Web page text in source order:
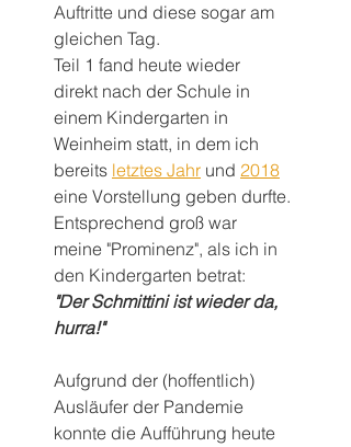
Auftritte und diese sogar am
gleichen Tag.
Teil 1 fand heute wieder
direkt nach der Schule in
einem Kindergarten in
Weinheim statt, in dem ich
bereits letztes Jahr und 2018
eine Vorstellung geben durfte.
Entsprechend groß war
meine "Prominenz", als ich in
den Kindergarten betrat:
"Der Schmittini ist wieder da,
hurra!"
Aufgrund der (hoffentlich)
Ausläufer der Pandemie
konnte die Aufführung heute